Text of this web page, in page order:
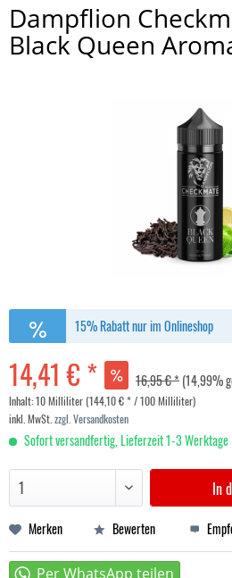
Dampflion
Black Queen
15% Rabatt nur im Onlineshop
14,41 € * 16,95 € *(14,99%
Inhalt:10 Milliliter (144,10 € * / 100 Milliliter)
inkl. MwSt. zzgl. Versandkosten
Sofort versandfertig, Lieferzeit 1-3 Werktage
In
Merken Bewerten